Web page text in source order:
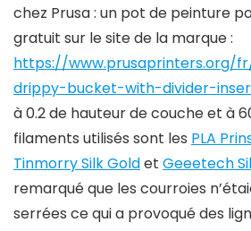
chez Prusa : un pot de peinture
gratuit sur le site de la marque :
https://www.prusaprinters.org/
drippy-bucket-with-divider-
à 0.2 de hauteur de couche et à
filaments utilisés sont les PLA
Tinmorry Silk Goldet Geeetech
remarqué que les courroies
serrées ce qui a provoqué des